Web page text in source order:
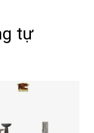
tự